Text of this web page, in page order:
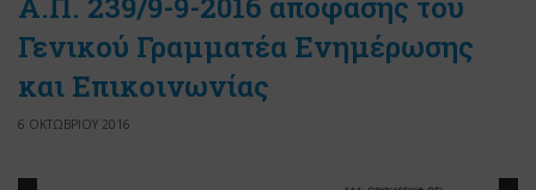
Γενικού Γραμματέα Ενημέρωσης
και Επικοινωνίας
6 ΟΚΤΩΒΡΙΟΥ 2016